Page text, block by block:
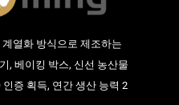
열화 방식으로 제조하는
, 베이킹 박스, 신선 농산물
증 획득, 연간 생산 능력 2